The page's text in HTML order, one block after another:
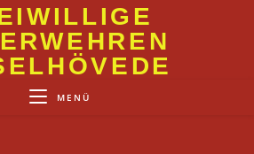
MENÜ